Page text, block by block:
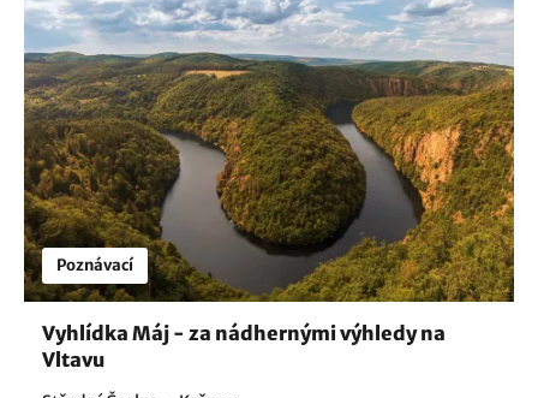
Poznávací
Vyhlídka Máj - za nádhernými výhledy na
Vltavu